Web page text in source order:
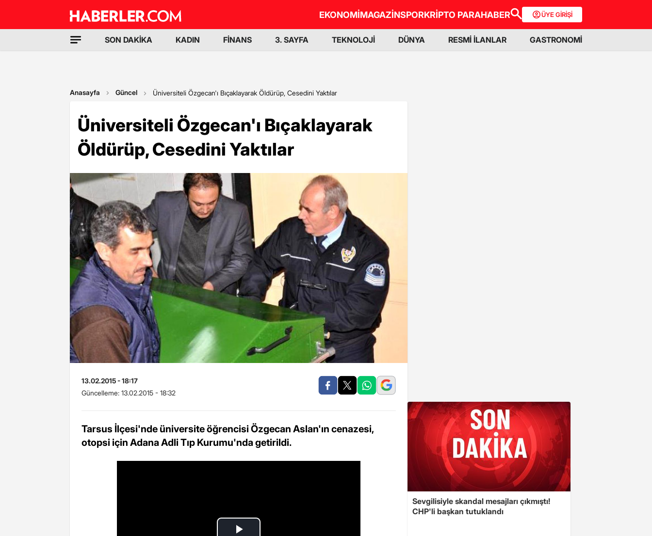
EKONOMİMAGAZİNSPORKRİPTO PARAHABER ÜYE GİRİŞİ
SON DAKİKA KADIN FİNANS 3. SAYFA TEKNOLOJİ DÜNYA RESMİ İLANLAR GASTRONOMİ
Anasayfa Güncel Üniversiteli Özgecan'ı Bıçaklayarak Öldürüp, Cesedini Yaktılar
Üniversiteli Özgecan'ı Bıçaklayarak
Öldürüp, Cesedini Yaktılar
13.02.2015 - 18:17
Güncelleme: 13.02.2015 - 18:32
Tarsus İlçesi'nde üniversite öğrencisi Özgecan Aslan'ın cenazesi,
otopsi için Adana Adli Tıp Kurumu'nda getirildi.
Sevgilisiyle skandal mesajları çıkmıştı!
CHP'li başkan tutuklandı